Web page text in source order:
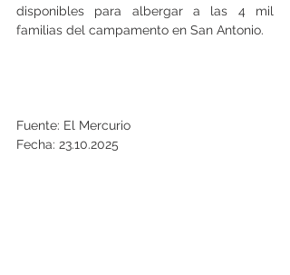
disponibles para albergar a las 4 mil
familias del campamento en San Antonio.
Fuente: El Mercurio
Fecha: 23.10.2025